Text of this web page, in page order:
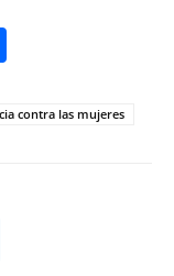
contra las mujeres